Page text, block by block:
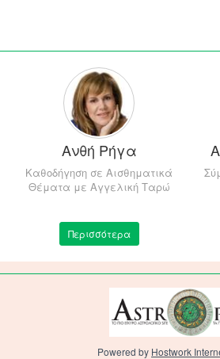
Ανθή Ρήγα
Καθοδήγηση σε Αισθηματικά
Θέματα με Αγγελική Ταρώ
Περισσότερα
Powered by Hostwork